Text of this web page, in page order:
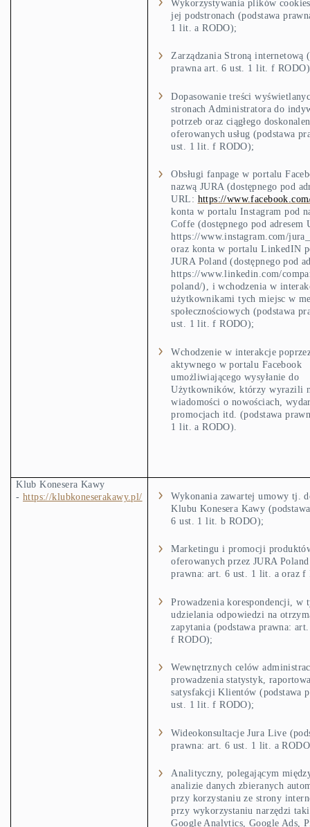
Wykorzystywania plików
jej podstronach (podstawa
1 lit. a RODO);
Zarządzania Stroną internetową
prawna art. 6 ust. 1 lit. f
Dopasowanie treści
stronach Administratora do
potrzeb oraz ciągłego
oferowanych usług (podstawa
ust. 1 lit. f RODO);
Obsługi fanpage w portalu
nazwą JURA (dostępnego pod
URL: https://
konta w portalu Instagram pod
Coffe (dostępnego pod adresem
https://www.instagram.com/
oraz konta w portalu LinkedIN
JURA Poland (dostępnego pod
https://www.linkedin.com/
poland/), i wchodzenia w
użytkownikami tych miejsc w
społecznościowych (podstawa
ust. 1 lit. f RODO);
Wchodzenie w interakcje
aktywnego w portalu Facebook
umożliwiającego wysyłanie do
Użytkowników, którzy wyrazili
wiadomości o nowościach,
promocjach itd. (podstawa
1 lit. a RODO).
Klub Konesera Kawy
-https://klubkoneserakawy.pl/
Wykonania zawartej umowy tj.
Klubu Konesera Kawy
6 ust. 1 lit. b RODO);
Marketingu i promocji
oferowanych przez JURA
prawna: art. 6 ust. 1 lit. a oraz f
Prowadzenia korespondencji, w
udzielania odpowiedzi na
zapytania (podstawa prawna:
f RODO);
Wewnętrznych celów
prowadzenia statystyk,
satysfakcji Klientów (podstawa
ust. 1 lit. f RODO);
Wideokonsultacje Jura Live
prawna: art. 6 ust. 1 lit. a
Analityczny, polegającym
analizie danych zbieranych
przy korzystaniu ze strony
przy wykorzystaniu narzędzi
Google Analytics, Google Ads,